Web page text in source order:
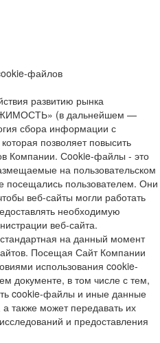
файлов
развитию рынка
(в дальнейшем —
сбора информации с
позволяет повысить
Компании. Сookie-файлы - это
на пользовательском
посещались пользователем. Они
веб-сайты могли работать
необходимую
веб-сайта.
на данный момент
Посещая Сайт Компании
использования cookie-
документе, в том числе с тем,
cookie-файлы и иные данные
также может передавать их
и предоставления